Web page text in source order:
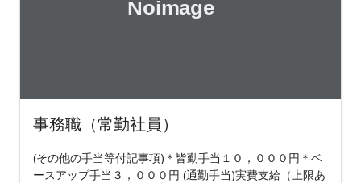
事務職（常勤社員）
(その他の手当等付記事項)＊皆勤手当１０，０００円＊ベ
ースアップ手当３，０００円 (通勤手当)実費支給（上限あ